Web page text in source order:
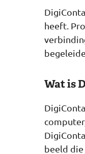
heeft.
Wat is
beeld die